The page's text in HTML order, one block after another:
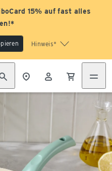
15% auf fast alles
Hinweis*